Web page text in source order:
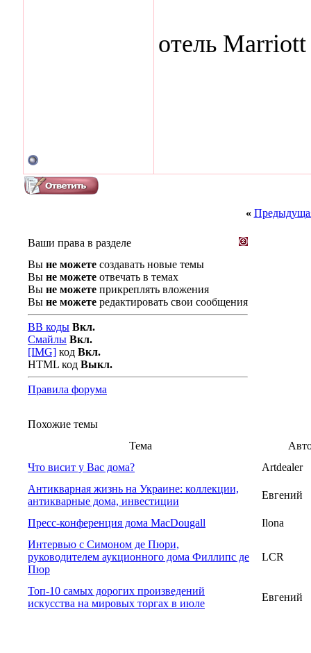
отель
«
Ваши права в разделе
Вы не можете создавать новые темы
Вы не можете отвечать в темах
Вы не можете прикреплять вложения
Вы не можете редактировать свои сообщения
BB коды Вкл.
Смайлы Вкл.
[IMG] код Вкл.
HTML код Выкл.
Правила форума
Похожие темы
Тема
Что висит у Вас дома?
Artdealer
Антикварная жизнь на Украине: коллекции,
антикварные дома, инвестиции
Евгений
Пресс-конференция дома MacDougall
Ilona
Интервью с Симоном де Пюри,
руководителем аукционного дома Филлипс де
Пюр
LCR
Топ-10 самых дорогих произведений
искусства на мировых торгах в июле
Евгений